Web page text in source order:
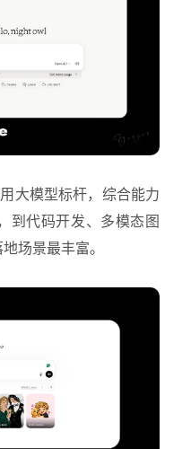
大模型标杆，综合能力
到代码开发、多模态图
场景最丰富。